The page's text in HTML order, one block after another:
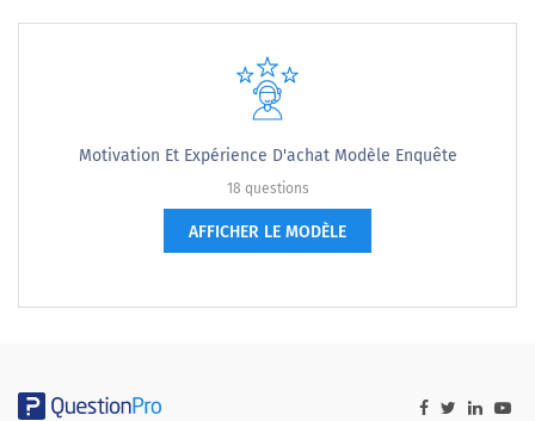
Motivation Et Expérience D'achat Modèle Enquête
18 questions
AFFICHER LE MODÈLE